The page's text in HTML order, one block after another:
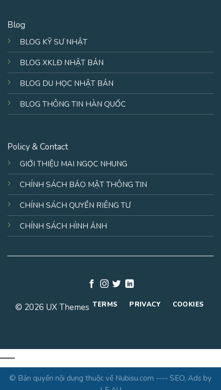
Blog
BLOG KỸ SƯ NHẬT
BLOG XKLĐ NHẬT BẢN
BLOG DU HỌC NHẬT BẢN
BLOG THÔNG TIN HÀN QUỐC
Policy & Contact
GIỚI THIỆU MAI NGỌC NHUNG
CHÍNH SÁCH BẢO MẬT THÔNG TIN
CHÍNH SÁCH QUYỀN RIÊNG TƯ
CHÍNH SÁCH HÌNH ẢNH
© 2026 UX Themes TERMS PRIVACY COOKIES
© Bản quyền nội dung thuộc về Nubisu.com ---- SEO, Ads by